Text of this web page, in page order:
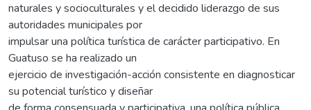
naturales y socioculturales y el decidido liderazgo de sus
autoridades municipales por
impulsar una política turística de carácter participativo. En
Guatuso se ha realizado un
ejercicio de investigación-acción consistente en diagnosticar
su potencial turístico y diseñar